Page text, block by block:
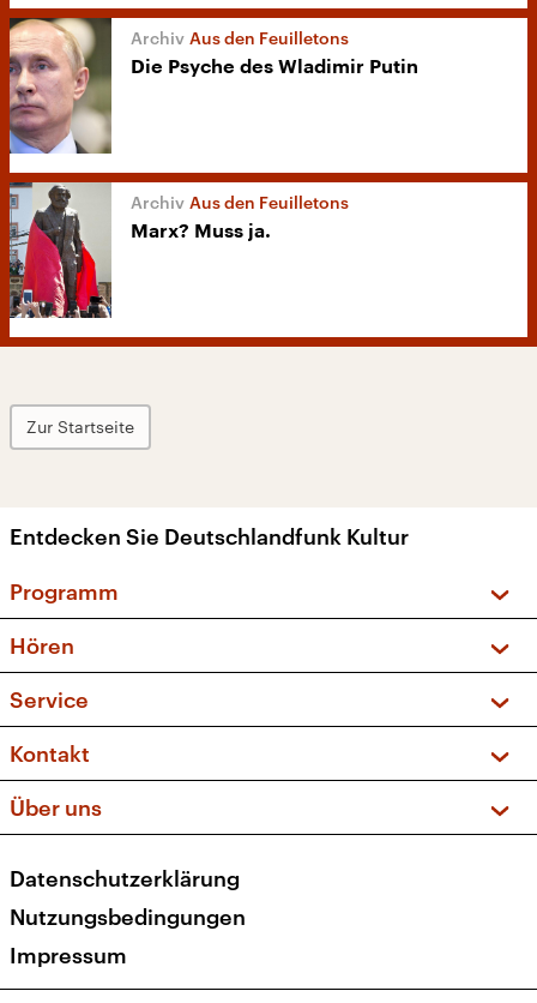
Aus den Feuilletons
Die Psyche des Wladimir Putin
Aus den Feuilletons
Marx? Muss ja.
Zur Startseite
Entdecken Sie Deutschlandfunk Kultur
Programm
Sendungen und Podcasts
Musikliste
Kakadu – Das Kinderprogramm
Hören
Frequenzen (UKW + DAB+)
Service
FAQ
Apps
Newsletter
Veranstaltungen
Kontakt
Social Media
Über uns
Presse
Karriere
Transparenz
Datenschutzerklärung
Nutzungsbedingungen
Impressum